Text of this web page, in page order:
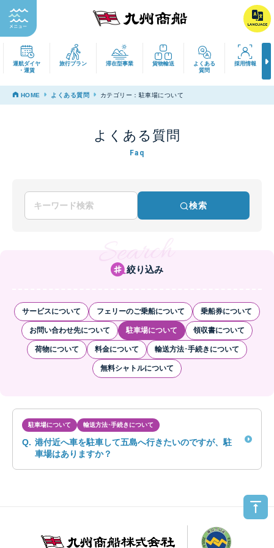
運航ダイヤ
HOME よくある質問 カテゴリー：駐車場について
よくある質問
Faq
検索
絞り込み
サービスについて フェリーのご乗船について 乗船券について
お問い合わせ先について 駐車場について 領収書について
荷物について 料金について 輸送方法･手続きについて
無料シャトルについて
駐車場について 輸送方法･手続きについて
Q. 港付近へ車を駐車して五島へ行きたいのですが、駐
車場はありますか？